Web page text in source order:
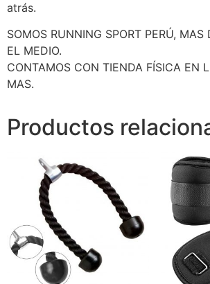
atrás.
SOMOS RUNNING SPORT PERÚ, MAS
EL MEDIO.
CONTAMOS CON TIENDA FÍSICA EN
MAS.
Productos